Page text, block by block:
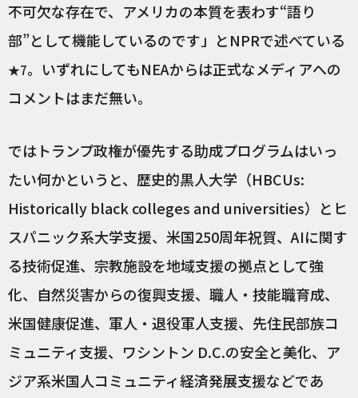
不可欠な存在で、アメリカの本質を表わす“語り
部”として機能しているのです」とNPRで述べている
★7。いずれにしてもNEAからは正式なメディアへの
コメントはまだ無い。
ではトランプ政権が優先する助成プログラムはいっ
たい何かというと、歴史的黒人大学（HBCUs:
Historically black colleges and universities）とヒ
スパニック系大学支援、米国250周年祝賀、AIに関す
る技術促進、宗教施設を地域支援の拠点として強
化、自然災害からの復興支援、職人・技能職育成、
米国健康促進、軍人・退役軍人支援、先住民部族コ
ミュニティ支援、ワシントン D.C.の安全と美化、ア
ジア系米国人コミュニティ経済発展支援などであ